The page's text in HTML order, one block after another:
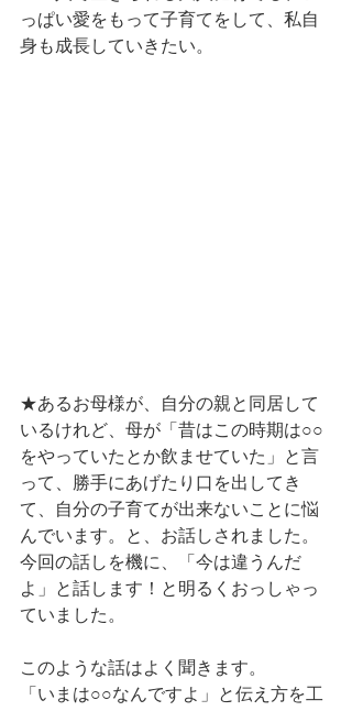
っぱい愛をもって子育てをして、私自
身も成長していきたい。
★あるお母様が、自分の親と同居して
いるけれど、母が「昔はこの時期は○○
をやっていたとか飲ませていた」と言
って、勝手にあげたり口を出してき
て、自分の子育てが出来ないことに悩
んでいます。と、お話しされました。
今回の話しを機に、「今は違うんだ
よ」と話します！と明るくおっしゃっ
ていました。
このような話はよく聞きます。
「いまは○○なんですよ」と伝え方を工